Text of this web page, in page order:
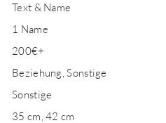
Text & Name
1 Name
200€+
Beziehung, Sonstige
Sonstige
35 cm, 42 cm